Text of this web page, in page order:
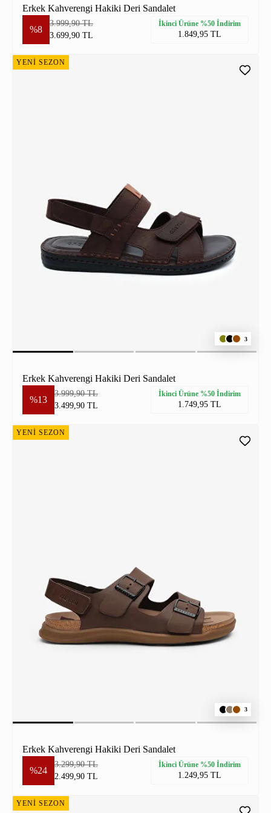
Erkek Kahverengi Hakiki Deri Sandalet
%8
3.999,90 TL
3.699,90 TL
İkinci Ürüne %50 İndirim
1.849,95 TL
YENİ SEZON
3
Erkek Kahverengi Hakiki Deri Sandalet
%13
3.999,90 TL
3.499,90 TL
İkinci Ürüne %50 İndirim
1.749,95 TL
YENİ SEZON
3
Erkek Kahverengi Hakiki Deri Sandalet
%24
3.299,90 TL
2.499,90 TL
İkinci Ürüne %50 İndirim
1.249,95 TL
YENİ SEZON